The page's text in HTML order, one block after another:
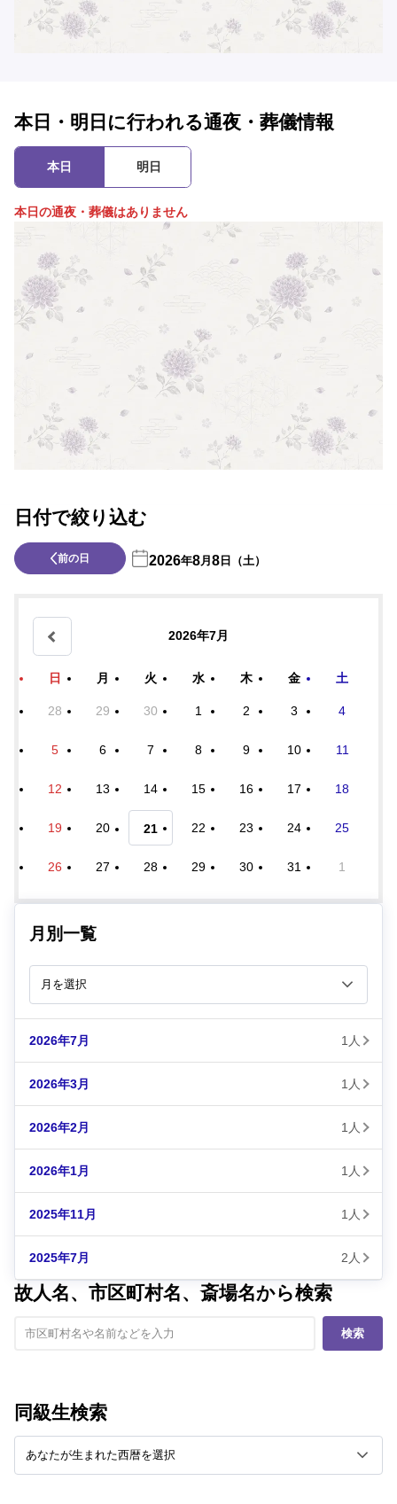
本日・明日に行われる通夜・葬儀情報
本日 明日
本日の通夜・葬儀はありません
日付で絞り込む
前の日 2026年8月8日（土）
2026年7月
日 月 火 水 木 金 土
28 29 30 1 2 3 4
5 6 7 8 9 10 11
12 13 14 15 16 17 18
19 20 21 22 23 24 25
26 27 28 29 30 31 1
月別一覧
2026年7月 1人
2026年3月 1人
2026年2月 1人
2026年1月 1人
2025年11月 1人
2025年7月 2人
故人名、市区町村名、斎場名から検索
検索
同級生検索